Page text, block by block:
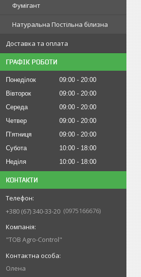
Фумігант
Натуральна Постільна білизна
Доставка та оплата
ГРАФІК РОБОТИ
Понеділок 09:00
20:00
Вівторок
09:00
20:00
Середа
09:00
20:00
Четвер
09:00
20:00
Пʼятниця
09:00
20:00
Субота
10:00
18:00
Неділя
10:00 18:00
КОНТАКТИ
+380 (67) 340-33-20 0975166676
"ТОВ Agro-Control"
Олена